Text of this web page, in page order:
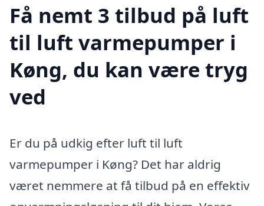
Få nemt 3 tilbud på luft
til luft varmepumper i
Køng, du kan være tryg
ved
Er du på udkig efter luft til luft
varmepumper i Køng? Det har aldrig
været nemmere at få tilbud på en effektiv